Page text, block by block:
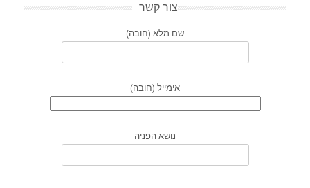
צור קשר
שם מלא (חובה)
אימייל (חובה)
נושא הפניה